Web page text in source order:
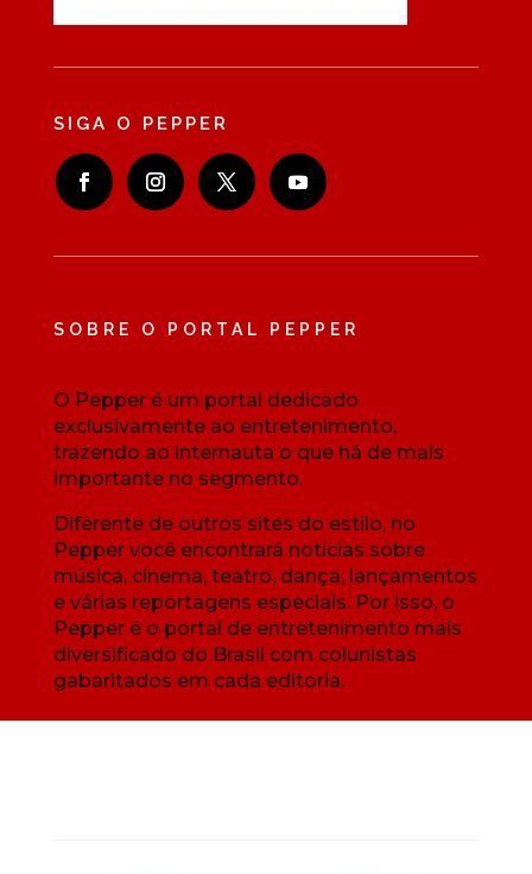
SIGA O PEPPER
SOBRE O PORTAL PEPPER
O Pepper é um portal dedicado
exclusivamente ao entretenimento,
trazendo ao internauta o que há de mais
importante no segmento.
Diferente de outros sites do estilo, no
Pepper você encontrará notícias sobre
música, cinema, teatro, dança, lançamentos
e várias reportagens especiais. Por isso, o
Pepper é o portal de entretenimento mais
diversificado do Brasil com colunistas
gabaritados em cada editoria.